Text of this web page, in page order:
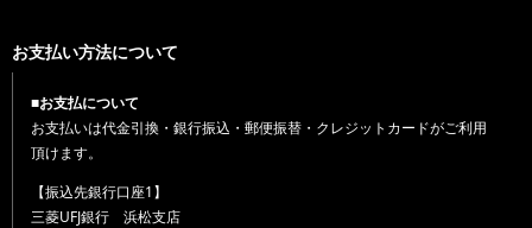
お支払い方法について
■お支払について
お支払いは代金引換・銀行振込・郵便振替・クレジットカードがご利用
頂けます。
【振込先銀行口座1】
三菱UFJ銀行 浜松支店